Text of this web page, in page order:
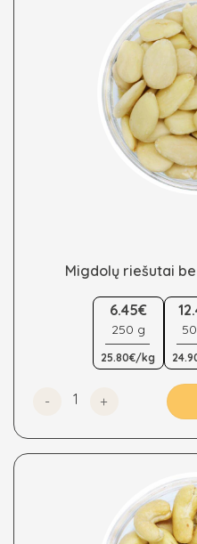
Migdolų riešutai
6.45€
250 g
25.80€/kg
produkto kiekis: Migdolų